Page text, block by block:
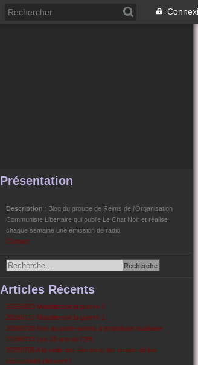
Présentation
Description : Blog du groupe de Reims de l'Organisation
Communiste Libertaire qui publie Le Chat Noir et réalise
chaque semaine une émission de radio.
Contact
Articles Récents
20260803 Maudite soit la guerre 2
20260727 Maudite soit la guerre 1
20260720 Non au porte-avions à propulsion nucléaire
20260713 Les 20 ans du CPE
20260706 A la veille des élections, les projets de lois
répressives pleuvent !